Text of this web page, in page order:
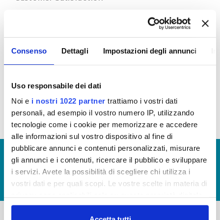
Consenso Dettagli Impostazioni degli annunci
Uso responsabile dei dati
Noi e i nostri 1022 partner trattiamo i vostri dati
personali, ad esempio il vostro numero IP, utilizzando
tecnologie come i cookie per memorizzare e accedere
alle informazioni sul vostro dispositivo al fine di
pubblicare annunci e contenuti personalizzati, misurare
gli annunci e i contenuti, ricercare il pubblico e sviluppare
i servizi. Avete la possibilità di scegliere chi utilizza i
vostri dati e per quali scopi. Le vostre scelte in materia di
in cui avete effettuato le vostre scelte. È possibile
ascolta e cerca di comprendere i bisogni, i
desideri che il cittadino esprime sul servizio idrico
integrato ed in base a questi orienta le proprie
scelte, le proprie decisioni per cercare di migliorare
il servizio.
Scarica le ultime Customer disponibili (visualizza
© Copyright 2017 - 2026
GLOSSARIO
GIUDICA IL SERVIZIO
LAVORA CON NOI